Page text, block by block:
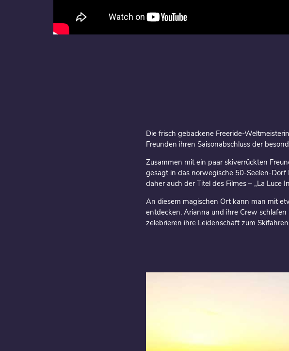
Die frisch gebackene Freeride-
Freunden ihren Saisonabschluss der
Zusammen mit ein paar skiverrückten
gesagt in das norwegische 50-Seelen-
daher auch der Titel des Filmes – „La Luce
An diesem magischen Ort kann man mit
entdecken. Arianna und ihre Crew
zelebrieren ihre Leidenschaft zum